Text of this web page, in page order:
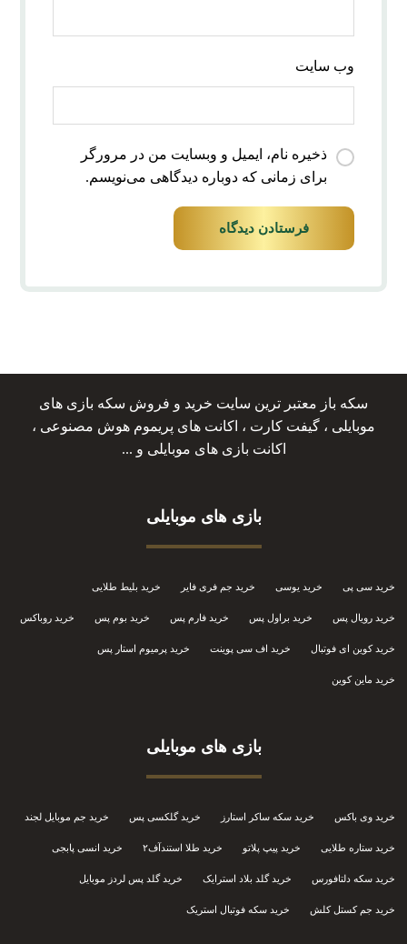
وب‌ سایت
ذخیره نام، ایمیل و وبسایت من در مرورگر
برای زمانی که دوباره دیدگاهی می‌نویسم.
فرستادن دیدگاه
سکه باز معتبر ترین سایت خرید و فروش سکه بازی های
موبایلی ، گیفت کارت ، اکانت های پریموم هوش مصنوعی ،
اکانت بازی های موبایلی و ...
بازی های موبایلی
خرید سی پی خرید یوسی خرید جم فری فایر خرید بلیط طلایی
خرید رویال پس خرید براول پس خرید فارم پس خرید بوم پس خرید روباکس
خرید کوین ای فوتبال خرید اف سی پوینت خرید پرمیوم استار پس
خرید ماین کوین
بازی های موبایلی
خرید وی باکس خرید سکه ساکر استارز خرید گلکسی پس خرید جم موبایل لجند
خرید ستاره طلایی خرید پیپ پلاتو خرید طلا استندآف۲ خرید انسی پابجی
خرید سکه دلتافورس خرید گلد بلاد استرایک خرید گلد پس لردز موبایل
خرید جم کستل کلش خرید سکه فوتبال استریک